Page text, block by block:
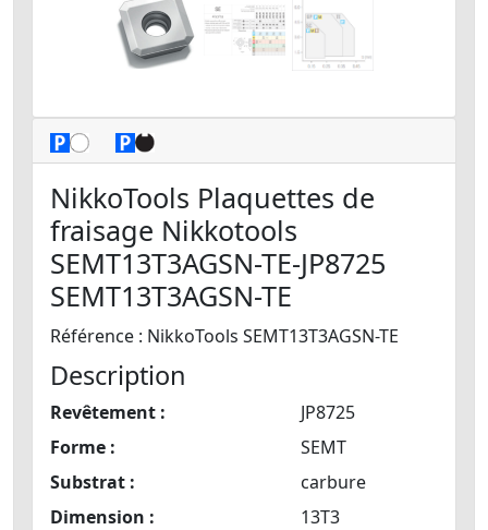
NikkoTools Plaquettes de
fraisage Nikkotools
SEMT13T3AGSN-TE-JP8725
SEMT13T3AGSN-TE
Référence : NikkoTools SEMT13T3AGSN-TE
Description
Revêtement :
JP8725
Forme :
SEMT
Substrat :
carbure
Dimension :
13T3